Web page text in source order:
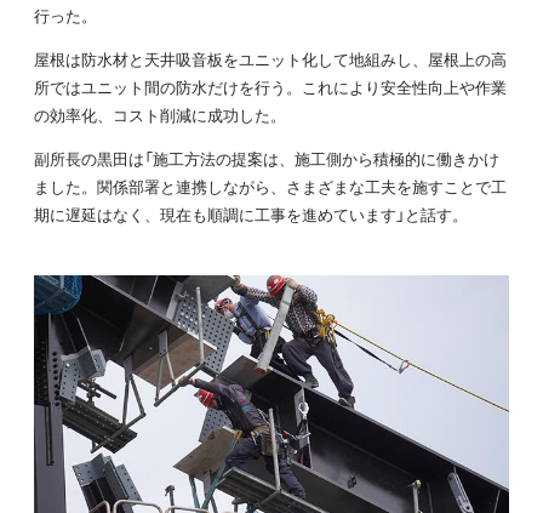
行った。
屋根は防水材と天井吸音板をユニット化して地組みし、屋根上の高
所ではユニット間の防水だけを行う。これにより安全性向上や作業
の効率化、コスト削減に成功した。
副所長の黒田は「施工方法の提案は、施工側から積極的に働きかけ
ました。関係部署と連携しながら、さまざまな工夫を施すことで工
期に遅延はなく、現在も順調に工事を進めています」と話す。